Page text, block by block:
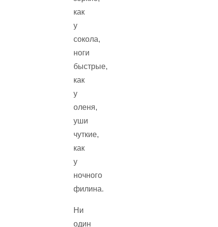
как
у
сокола,
ноги
быстрые,
как
у
оленя,
уши
чуткие,
как
у
ночного
филина.
Ни
один